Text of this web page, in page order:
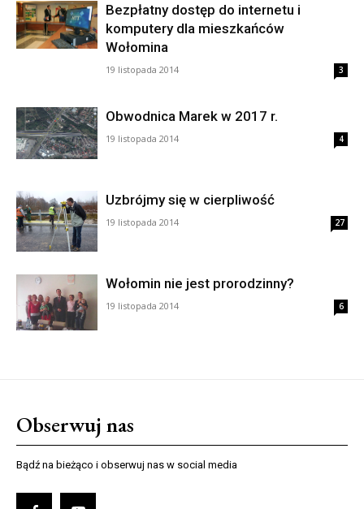
Bezpłatny dostęp do internetu i
komputery dla mieszkańców
Wołomina
19 listopada 2014 3
Obwodnica Marek w 2017 r.
19 listopada 2014 4
Uzbrójmy się w cierpliwość
19 listopada 2014 27
Wołomin nie jest prorodzinny?
19 listopada 2014 6
Obserwuj nas
Bądź na bieżąco i obserwuj nas w social media